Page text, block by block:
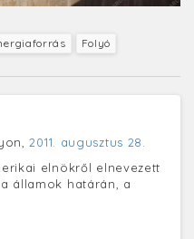
Folyó
2011. augusztus 28.
elnökről elnevezett
államok határán, a